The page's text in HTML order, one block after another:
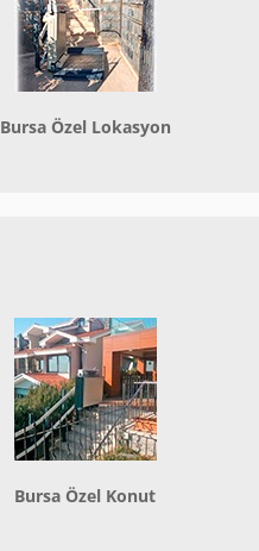
Bursa Özel Lokasyon
Bursa Özel Konut